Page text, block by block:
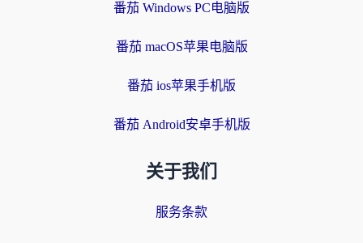
番茄 Windows PC电脑版
番茄 macOS苹果电脑版
番茄 ios苹果手机版
番茄 Android安卓手机版
关于我们
服务条款